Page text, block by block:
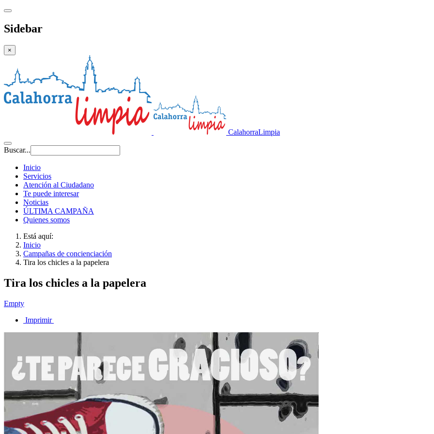
Sidebar
×
CalahorraLimpia
Buscar...
Inicio
Servicios
Atención al Ciudadano
Te puede interesar
Noticias
ÚLTIMA CAMPAÑA
Quienes somos
Está aquí:
Inicio
Campañas de concienciación
Tira los chicles a la papelera
Tira los chicles a la papelera
Empty
Imprimir